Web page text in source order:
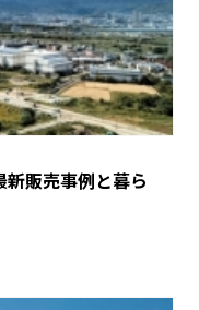
販売事例と暮ら